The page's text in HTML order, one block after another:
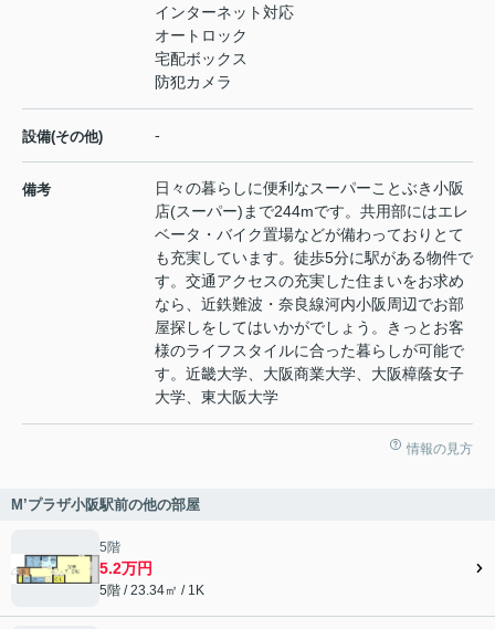
インターネット対応
オートロック
宅配ボックス
防犯カメラ
設備(その他) -
備考
日々の暮らしに便利なスーパーことぶき小阪
店(スーパー)まで244mです。共用部にはエレ
ベータ・バイク置場などが備わっておりとて
も充実しています。徒歩5分に駅がある物件で
す。交通アクセスの充実した住まいをお求め
なら、近鉄難波・奈良線河内小阪周辺でお部
屋探しをしてはいかがでしょう。きっとお客
様のライフスタイルに合った暮らしが可能で
す。近畿大学、大阪商業大学、大阪樟蔭女子
大学、東大阪大学
情報の見方
M’プラザ小阪駅前の他の部屋
5階
5.2万円
5階 / 23.34㎡ / 1K